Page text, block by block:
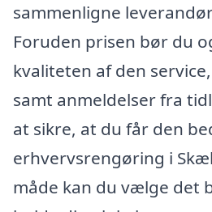
sammenligne
Foruden prisen bør du
kvaliteten af den
samt anmeldelser fra
at sikre, at du får den
erhvervsrengøring i
måde kan du vælge det